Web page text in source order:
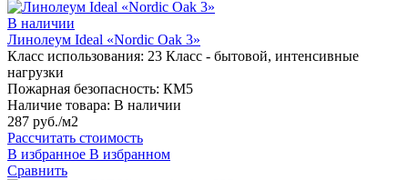
В наличии
Линолеум Ideal «Nordic Oak 3»
Класс использования: 23 Класс - бытовой, интенсивные
нагрузки
Пожарная безопасность: КМ5
Наличие товара: В наличии
287 руб./м2
Рассчитать стоимость
В избранное В избранном
Сравнить